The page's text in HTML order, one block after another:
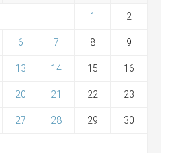
1 2
6 7 8 9
13 14 15 16
20 21 22 23
27 28 29 30